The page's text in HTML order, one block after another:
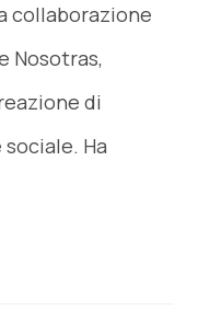
collaborazione
Nosotras,
di
Ha